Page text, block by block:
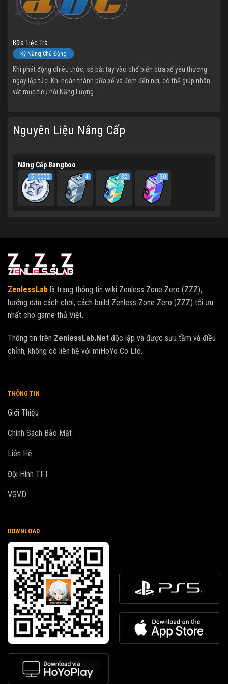
Bữa Tiệc Trà
Kỹ Năng Chủ Động
Khi phát động chiêu thức, sẽ bắt tay vào chế biến bữa xế yêu thương
ngay lập tức. Khi hoàn thành bữa xế và đem đến nơi, có thể giúp nhân
vật mục tiêu hồi Năng Lượng.
Nguyên Liệu Nâng Cấp
Nâng Cấp Bangboo
510000 4 32 30
ZenlessLab là trang thông tin wiki Zenless Zone Zero (ZZZ),
hướng dẫn cách chơi, cách build Zenless Zone Zero (ZZZ) tối ưu
nhất cho game thủ Việt.
Thông tin trên ZenlessLab.Net độc lập và được sưu tầm và điều
chỉnh, không có liên hệ với miHoYo Co Ltd.
THÔNG TIN
Giới Thiệu
Chính Sách Bảo Mật
Liên Hệ
Đội Hình TFT
VGVD
DOWNLOAD